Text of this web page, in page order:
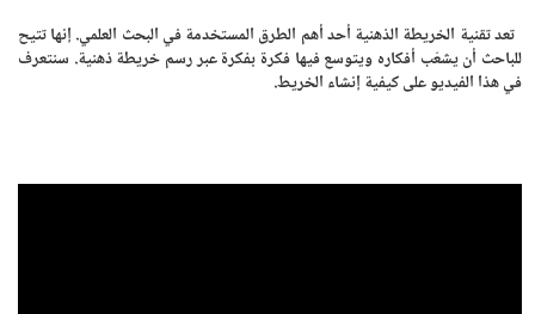
تعد تقنية الخريطة الذهنية أحد أهم الطرق المستخدمة في البحث العلمي. إنها تتيح
للباحث أن يشعّب أفكاره ويتوسع فيها فكرة بفكرة عبر رسم خريطة ذهنية. سنتعرف
في هذا الفيديو على كيفية إنشاء الخريط.